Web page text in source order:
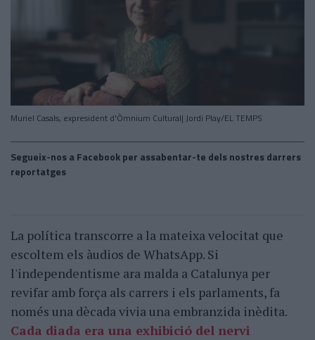
Muriel Casals, expresident d'Òmnium Cultural| Jordi Play/EL TEMPS
Segueix-nos a Facebook per assabentar-te dels nostres darrers
reportatges
La política transcorre a la mateixa velocitat que
escoltem els àudios de WhatsApp. Si
l'independentisme ara malda a Catalunya per
revifar amb força als carrers i els parlaments, fa
només una dècada vivia una embranzida inèdita.
Cada diada era una exhibició del nervi